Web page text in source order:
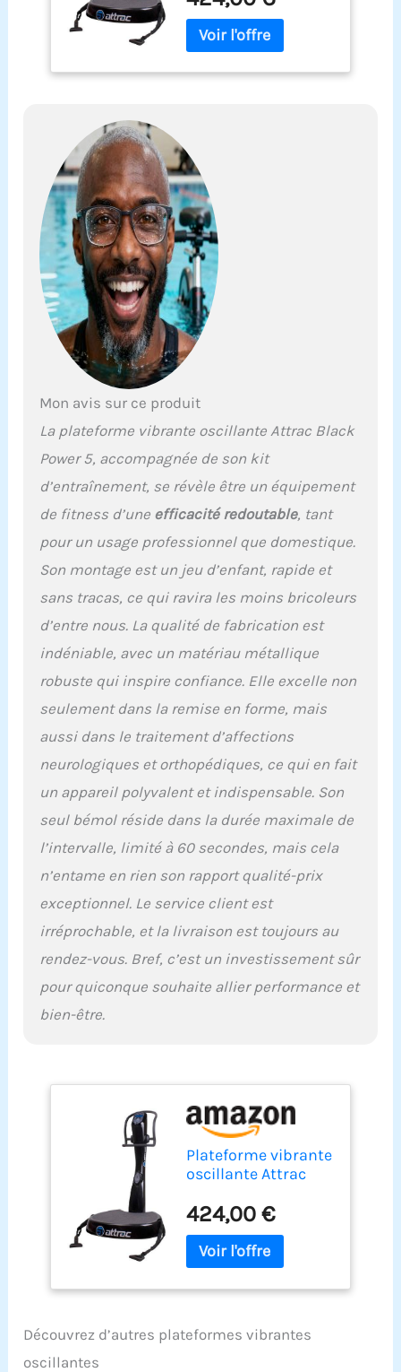
offert / Functional
Fitness
Mon avis sur ce produit
La plateforme vibrante oscillante Attrac Black
Power 5, accompagnée de son kit
d’entraînement, se révèle être un équipement
de fitness d’une efficacité redoutable, tant
pour un usage professionnel que domestique.
Son montage est un jeu d’enfant, rapide et
sans tracas, ce qui ravira les moins bricoleurs
d’entre nous. La qualité de fabrication est
indéniable, avec un matériau métallique
robuste qui inspire confiance. Elle excelle non
seulement dans la remise en forme, mais
aussi dans le traitement d’affections
neurologiques et orthopédiques, ce qui en fait
un appareil polyvalent et indispensable. Son
seul bémol réside dans la durée maximale de
l’intervalle, limité à 60 secondes, mais cela
n’entame en rien son rapport qualité-prix
exceptionnel. Le service client est
irréprochable, et la livraison est toujours au
rendez-vous. Bref, c’est un investissement sûr
pour quiconque souhaite allier performance et
bien-être.
Plateforme vibrante
oscillante Attrac
d'entraînement
offert / Functional
Fitness
424,00 €
Découvrez d’autres plateformes vibrantes
oscillantes